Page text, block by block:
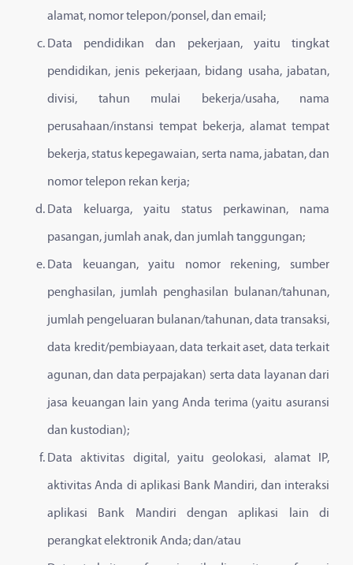
alamat, nomor telepon/ponsel, dan email;
Data pendidikan dan pekerjaan, yaitu tingkat
pendidikan, jenis pekerjaan, bidang usaha, jabatan,
divisi, tahun mulai bekerja/usaha, nama
perusahaan/instansi tempat bekerja, alamat tempat
bekerja, status kepegawaian, serta nama, jabatan, dan
nomor telepon rekan kerja;
Data keluarga, yaitu status perkawinan, nama
pasangan, jumlah anak, dan jumlah tanggungan;
Data keuangan, yaitu nomor rekening, sumber
penghasilan, jumlah penghasilan bulanan/tahunan,
jumlah pengeluaran bulanan/tahunan, data transaksi,
data kredit/pembiayaan, data terkait aset, data terkait
agunan, dan data perpajakan) serta data layanan dari
jasa keuangan lain yang Anda terima (yaitu asuransi
dan kustodian);
Data aktivitas digital, yaitu geolokasi, alamat IP,
aktivitas Anda di aplikasi Bank Mandiri, dan interaksi
aplikasi Bank Mandiri dengan aplikasi lain di
perangkat elektronik Anda; dan/atau